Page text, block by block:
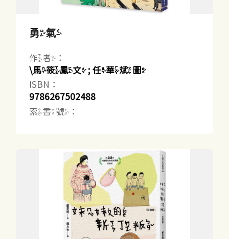
勇氣
作者：
\馬筱鳳文 ; 任華斌圖
ISBN：
9786267502488
索書號：